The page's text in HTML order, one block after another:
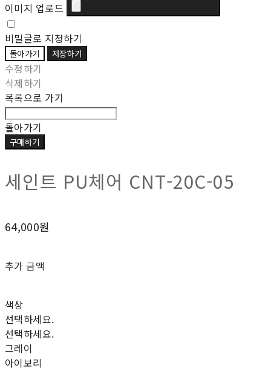
이미지 업로드
비밀글로 지정하기
돌아가기 저장하기
수정하기
삭제하기
목록으로 가기
돌아가기
구매하기
세인트 PU체어 CNT-20C-05
64,000원
추가 금액
색상
선택하세요.
선택하세요.
그레이
아이보리